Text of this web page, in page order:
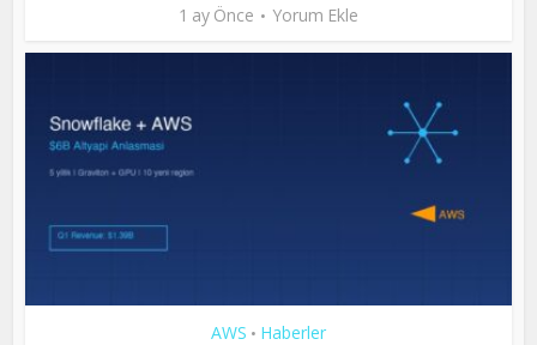
1 ay Önce Yorum Ekle
AWS • Haberler